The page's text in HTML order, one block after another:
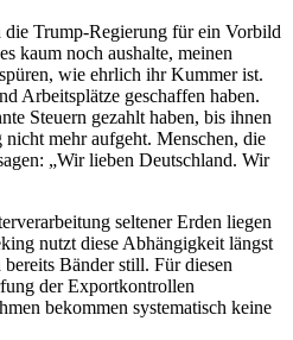
Trump-Regierung für ein Vorbild
kaum noch aushalte, meinen
wie ehrlich ihr Kummer ist.
Arbeitsplätze geschaffen haben.
Steuern gezahlt haben, bis ihnen
mehr aufgeht. Menschen, die
„Wir lieben Deutschland. Wir
seltener Erden liegen
nutzt diese Abhängigkeit längst
Bänder still. Für diesen
der Exportkontrollen
bekommen systematisch keine